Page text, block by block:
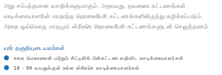
அது சம்பந்தமான வசதிக்களுமாகும். அதாவது, தவணை கட்டணங்கள்
வாடிக்கையாளரின் மாதாந்த தொலைபேசி கட்டணங்களிலிருந்து கழிக்கப்படும்.
அதை ஒவ்வொரு மாதமும் ஸ்ரீலரெ தொலைபேசி கட்டணங்களுடன் செலுத்தலாம்.
யார் தகுதியுடையவர்கள்
சகல மெகாலைன் மற்றும் சிட்டிலிங் பின்கட்டண வதிவிட வாடிக்கையாளர்கள்
18 - 69 வயதுக்குள் உள்ள ஸ்ரீலரெ வாடிக்கையாளர்கள்